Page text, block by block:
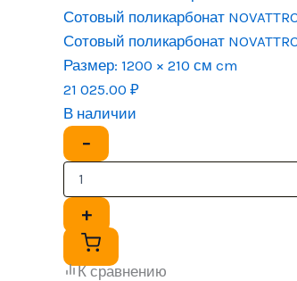
Сотовый поликарбонат
Сотовый поликарбонат
Размер: 1200 × 210 см cm
21 025.00 ₽
В наличии
−
+
К сравнению